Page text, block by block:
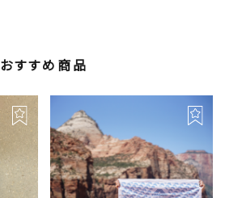
おすすめ商品